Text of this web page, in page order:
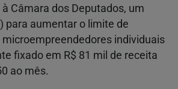
Câmara dos Deputados, um
para aumentar o limite de
individuais
fixado em R$ 81 mil de receita
ao mês.